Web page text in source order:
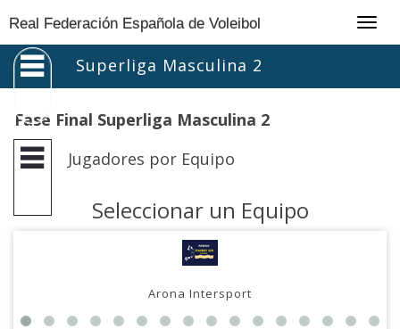
Real Federación Española de Voleibol
Superliga Masculina 2
Fase Final Superliga Masculina 2
Jugadores por Equipo
Seleccionar un Equipo
Arona Intersport